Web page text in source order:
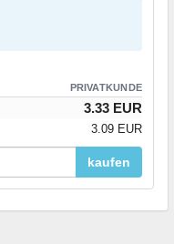
PRIVATKUNDE
3.33 EUR
3.09 EUR
kaufen